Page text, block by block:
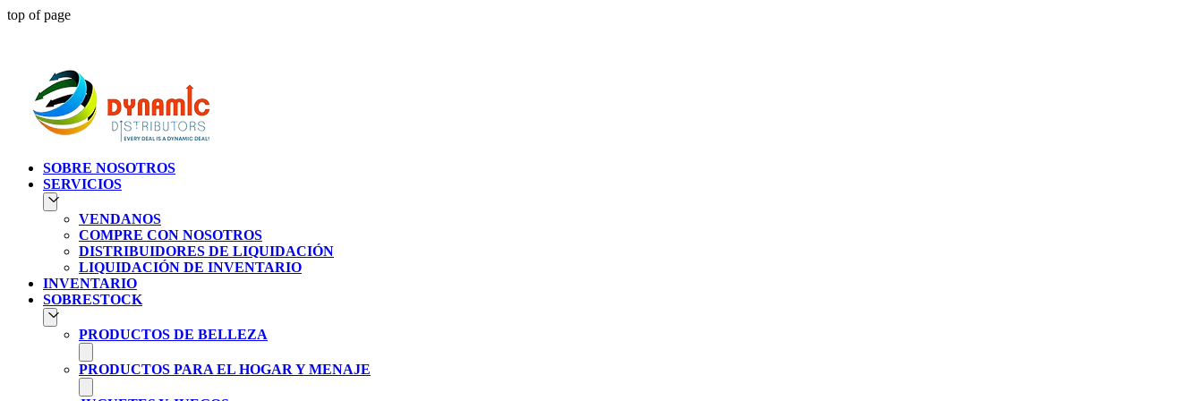
top of page
SOBRE NOSOTROS
SERVICIOS
VENDANOS
COMPRE CON NOSOTROS
DISTRIBUIDORES DE LIQUIDACIÓN
LIQUIDACIÓN DE INVENTARIO
INVENTARIO
SOBRESTOCK
PRODUCTOS DE BELLEZA
PRODUCTOS PARA EL HOGAR Y MENAJE